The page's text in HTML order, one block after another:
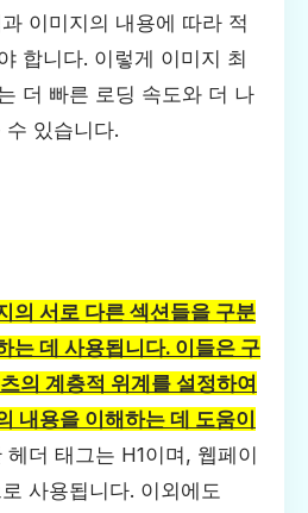
이미지의 내용에 따라 적
합니다. 이렇게 이미지 최
더 빠른 로딩 속도와 더 나
수 있습니다.
의 서로 다른 섹션들을 구분
는 데 사용됩니다. 이들은 구
의 계층적 위계를 설정하여
내용을 이해하는 데 도움이
헤더 태그는 H1이며, 웹페이
사용됩니다. 이외에도